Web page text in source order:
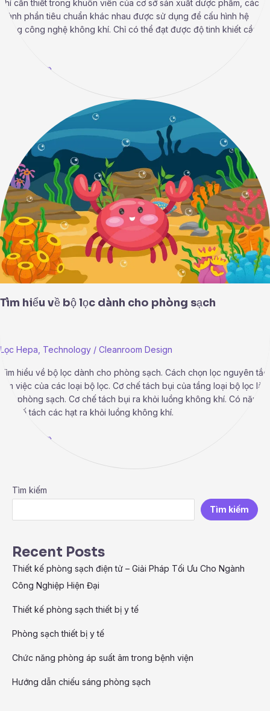
khí cần thiết trong khuôn viên của cơ sở sản xuất dược phẩm, các
thành phần tiêu chuẩn khác nhau được sử dụng để cấu hình hệ
thống công nghệ không khí. Chỉ có thể đạt được độ tinh khiết cần
Read More »
Tìm hiểu về bộ lọc dành cho phòng sạch
Lọc Hepa Technology / Cleanroom Design
Tìm hiểu về bộ lọc dành cho phòng sạch. Cách chọn lọc nguyên tắc
làm việc của các loại bộ lọc. Cơ chế tách bụi của tầng loại bộ lọc làm
cho phòng sạch. Cơ chế tách bụi ra khỏi luồng không khí. Có năm
cơ chế tách các hạt ra khỏi luồng không khí.
dành
cho
phòng
sạch
Read More »
Tìm kiếm
Tìm kiếm
Recent Posts
Thiết kế phòng sạch điện tử – Giải Pháp Tối Ưu Cho Ngành
Công Nghiệp Hiện Đại
Thiết kế phòng sạch thiết bị y tế
Phòng sạch thiết bị y tế
Chức năng phòng áp suất âm trong bệnh viện
Hướng dẫn chiếu sáng phòng sạch